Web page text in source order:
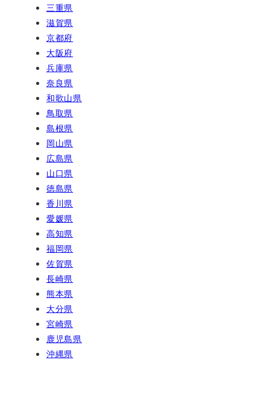
三重県
滋賀県
京都府
大阪府
兵庫県
奈良県
和歌山県
鳥取県
島根県
岡山県
広島県
山口県
徳島県
香川県
愛媛県
高知県
福岡県
佐賀県
長崎県
熊本県
大分県
宮崎県
鹿児島県
沖縄県